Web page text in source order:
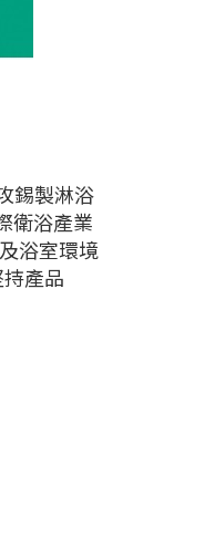
錫製淋浴
衛浴產業
浴室環境
產品